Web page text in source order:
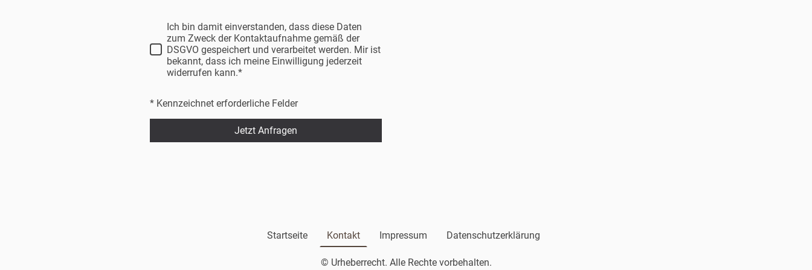
Ich bin damit einverstanden, dass diese Daten
zum Zweck der Kontaktaufnahme gemäß der
DSGVO gespeichert und verarbeitet werden. Mir ist
bekannt, dass ich meine Einwilligung jederzeit
widerrufen kann.*
* Kennzeichnet erforderliche Felder
Jetzt Anfragen
Startseite Kontakt Impressum Datenschutzerklärung
© Urheberrecht. Alle Rechte vorbehalten.